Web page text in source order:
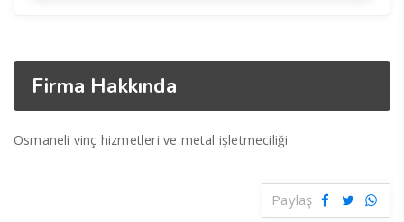
Firma Hakkında
Osmaneli vinç hizmetleri ve metal işletmeciliği
Paylaş